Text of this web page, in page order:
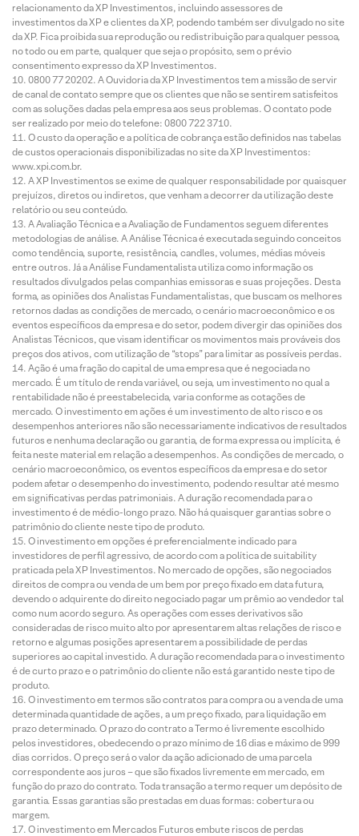
relacionamento da XP Investimentos, incluindo assessores de
investimentos da XP e clientes da XP, podendo também ser divulgado no site
da XP. Fica proibida sua reprodução ou redistribuição para qualquer pessoa,
no todo ou em parte, qualquer que seja o propósito, sem o prévio
consentimento expresso da XP Investimentos.
0800 77 20202. A Ouvidoria da XP Investimentos tem a missão de servir
de canal de contato sempre que os clientes que não se sentirem satisfeitos
com as soluções dadas pela empresa aos seus problemas. O contato pode
ser realizado por meio do telefone: 0800 722 3710.
O custo da operação e a política de cobrança estão definidos nas tabelas
de custos operacionais disponibilizadas no site da XP Investimentos:
www.xpi.com.br.
A XP Investimentos se exime de qualquer responsabilidade por quaisquer
prejuízos, diretos ou indiretos, que venham a decorrer da utilização deste
relatório ou seu conteúdo.
A Avaliação Técnica e a Avaliação de Fundamentos seguem diferentes
metodologias de análise. A Análise Técnica é executada seguindo conceitos
como tendência, suporte, resistência, candles, volumes, médias móveis
entre outros. Já a Análise Fundamentalista utiliza como informação os
resultados divulgados pelas companhias emissoras e suas projeções. Desta
forma, as opiniões dos Analistas Fundamentalistas, que buscam os melhores
retornos dadas as condições de mercado, o cenário macroeconômico e os
eventos específicos da empresa e do setor, podem divergir das opiniões dos
Analistas Técnicos, que visam identificar os movimentos mais prováveis dos
preços dos ativos, com utilização de “stops” para limitar as possíveis perdas.
Ação é uma fração do capital de uma empresa que é negociada no
mercado. É um título de renda variável, ou seja, um investimento no qual a
rentabilidade não é preestabelecida, varia conforme as cotações de
mercado. O investimento em ações é um investimento de alto risco e os
desempenhos anteriores não são necessariamente indicativos de resultados
futuros e nenhuma declaração ou garantia, de forma expressa ou implícita, é
feita neste material em relação a desempenhos. As condições de mercado, o
cenário macroeconômico, os eventos específicos da empresa e do setor
podem afetar o desempenho do investimento, podendo resultar até mesmo
em significativas perdas patrimoniais. A duração recomendada para o
investimento é de médio-longo prazo. Não há quaisquer garantias sobre o
patrimônio do cliente neste tipo de produto.
O investimento em opções é preferencialmente indicado para
investidores de perfil agressivo, de acordo com a política de suitability
praticada pela XP Investimentos. No mercado de opções, são negociados
direitos de compra ou venda de um bem por preço fixado em data futura,
devendo o adquirente do direito negociado pagar um prêmio ao vendedor tal
como num acordo seguro. As operações com esses derivativos são
consideradas de risco muito alto por apresentarem altas relações de risco e
retorno e algumas posições apresentarem a possibilidade de perdas
superiores ao capital investido. A duração recomendada para o investimento
é de curto prazo e o patrimônio do cliente não está garantido neste tipo de
produto.
O investimento em termos são contratos para compra ou a venda de uma
determinada quantidade de ações, a um preço fixado, para liquidação em
prazo determinado. O prazo do contrato a Termo é livremente escolhido
pelos investidores, obedecendo o prazo mínimo de 16 dias e máximo de 999
dias corridos. O preço será o valor da ação adicionado de uma parcela
correspondente aos juros – que são fixados livremente em mercado, em
função do prazo do contrato. Toda transação a termo requer um depósito de
garantia. Essas garantias são prestadas em duas formas: cobertura ou
margem.
O investimento em Mercados Futuros embute riscos de perdas